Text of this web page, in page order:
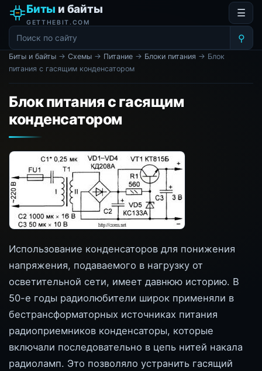
Биты и байты
GETTHEBIT.COM
☰
⚲
Биты и байты → Схемы → Питание → Блоки питания → Блок
питания с гасящим конденсатором
Блок питания с гасящим
конденсатором
Использование конденсаторов для понижения
напряжения, подаваемого в нагрузку от
осветительной сети, имеет давнюю историю. В
50-е годы радиолюбители широк применяли в
бестрансформаторных источниках питания
радиоприемников конденсаторы, которые
включали последовательно в цепь нитей накала
радиоламп. Это позволяло устранить гасящий